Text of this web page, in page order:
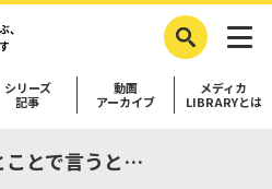
、
シリーズ
記事
動画
アーカイブ
メディカ
LIBRARYとは
ことで言うと…